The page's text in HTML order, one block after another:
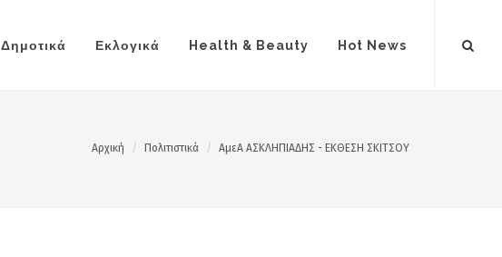
Δημοτικά Εκλογικά Health & Beauty Hot News
Αρχική Πολιτιστικά ΑμεΑ ΑΣΚΛΗΠΙΑΔΗΣ - ΕΚΘΕΣΗ ΣΚΙΤΣΟΥ